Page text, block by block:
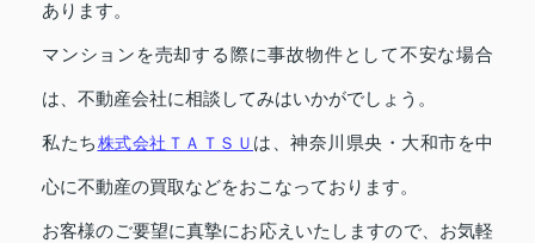
あります。
マンションを売却する際に事故物件として不安な場合
は、不動産会社に相談してみはいかがでしょう。
私たち株式会社ＴＡＴＳＵ は、神奈川県央・大和市を中
心に不動産の買取などをおこなっております。
お客様のご要望に真摯にお応えいたしますので、お気軽